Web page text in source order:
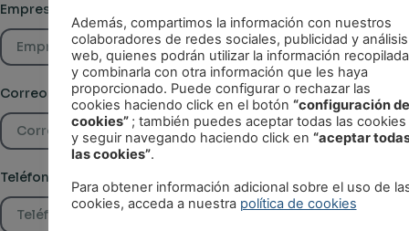
Empresa
Correo electrónico
Teléfono
Además, compartimos la información con nuestros
colaboradores de redes sociales, publicidad y análisis
web, quienes podrán utilizar la información recopilada
y combinarla con otra información que les haya
proporcionado. Puede configurar o rechazar las
cookies haciendo click en el botón “configuración de
cookies” ; también puedes aceptar todas las cookies
y seguir navegando haciendo click en “aceptar
las cookies”.
Para obtener información adicional sobre el uso de
cookies, acceda a nuestra política de cookies